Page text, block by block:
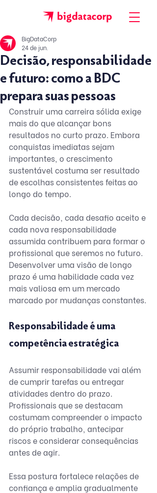
Decisão, responsabilidade
e futuro: como a BDC
prepara suas pessoas
BigDataCorp
24 de jun.
Construir uma carreira sólida exige
mais do que alcançar bons
resultados no curto prazo. Embora
conquistas imediatas sejam
importantes, o crescimento
sustentável costuma ser resultado
de escolhas consistentes feitas ao
longo do tempo.
Cada decisão, cada desafio aceito e
cada nova responsabilidade
assumida contribuem para formar o
profissional que seremos no futuro.
Desenvolver uma visão de longo
prazo é uma habilidade cada vez
mais valiosa em um mercado
marcado por mudanças constantes.
Responsabilidade é uma
competência estratégica
Assumir responsabilidade vai além
de cumprir tarefas ou entregar
atividades dentro do prazo.
Profissionais que se destacam
costumam compreender o impacto
do próprio trabalho, antecipar
riscos e considerar consequências
antes de agir.
Essa postura fortalece relações de
confiança e amplia gradualmente